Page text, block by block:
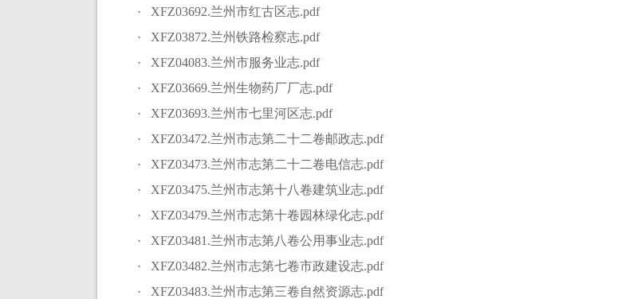
· XFZ03692.兰州市红古区志.pdf
· XFZ03872.兰州铁路检察志.pdf
· XFZ04083.兰州市服务业志.pdf
· XFZ03669.兰州生物药厂厂志.pdf
· XFZ03693.兰州市七里河区志.pdf
· XFZ03472.兰州市志第二十二卷邮政志.pdf
· XFZ03473.兰州市志第二十二卷电信志.pdf
· XFZ03475.兰州市志第十八卷建筑业志.pdf
· XFZ03479.兰州市志第十卷园林绿化志.pdf
· XFZ03481.兰州市志第八卷公用事业志.pdf
· XFZ03482.兰州市志第七卷市政建设志.pdf
· XFZ03483.兰州市志第三卷自然资源志.pdf